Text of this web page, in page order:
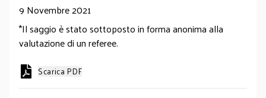
9 Novembre 2021
*Il saggio è stato sottoposto in forma anonima alla
valutazione di un referee.
Scarica PDF